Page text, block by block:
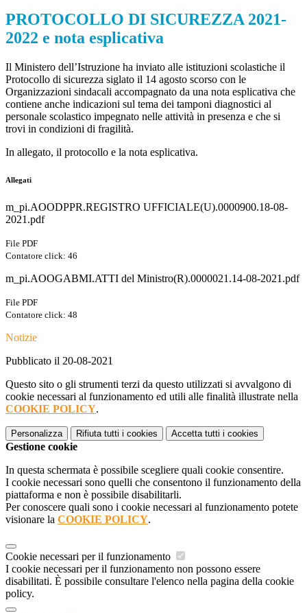
PROTOCOLLO DI SICUREZZA 2021-
2022 e nota esplicativa
Il Ministero dell’Istruzione ha inviato alle istituzioni scolastiche il
Protocollo di sicurezza siglato il 14 agosto scorso con le
Organizzazioni sindacali accompagnato da una nota esplicativa che
contiene anche indicazioni sul tema dei tamponi diagnostici al
personale scolastico impegnato nelle attività in presenza e che si
trovi in condizioni di fragilità.
In allegato, il protocollo e la nota esplicativa.
Allegati
m_pi.AOODPPR.REGISTRO UFFICIALE(U).0000900.18-08-
2021.pdf
File PDF
Contatore click: 46
m_pi.AOOGABMI.ATTI del Ministro(R).0000021.14-08-2021.pdf
File PDF
Contatore click: 48
Notizie
Pubblicato il 20-08-2021
Questo sito o gli strumenti terzi da questo utilizzati si avvalgono di
cookie necessari al funzionamento ed utili alle finalità illustrate nella
COOKIE POLICY.
Personalizza Rifiuta tutti i cookies Accetta tutti i cookies
Gestione cookie
In questa schermata è possibile scegliere quali cookie consentire.
I cookie necessari sono quelli che consentono il funzionamento della
piattaforma e non è possibile disabilitarli.
Per conoscere quali sono i cookie necessari al funzionamento potete
visionare la COOKIE POLICY.
Cookie necessari per il funzionamento
I cookie necessari per il funzionamento non possono essere
disabilitati. È possibile consultare l'elenco nella pagina della cookie
policy.